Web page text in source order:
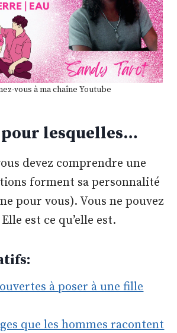
vous à ma chaîne Youtube
pour lesquelles…
devez comprendre une
forment sa personnalité
pour vous). Vous ne pouvez
est ce qu’elle est.
à poser à une fille
que les hommes racontent